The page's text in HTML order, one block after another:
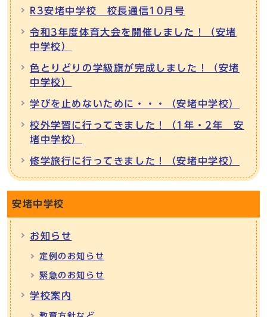
R3安堵中学校 校長通信10月号
令和3年度体育大会を開催しました！（安堵
中学校）
色とりどりの学級旗が完成しました！（安堵
中学校）
学びを止めないために・・・（安堵中学校）
校外学習に行ってきました！（1年・2年 安
堵中学校）
修学旅行に行ってきました！（安堵中学校）
安堵中学校
お知らせ
定例のお知らせ
緊急のお知らせ
学校案内